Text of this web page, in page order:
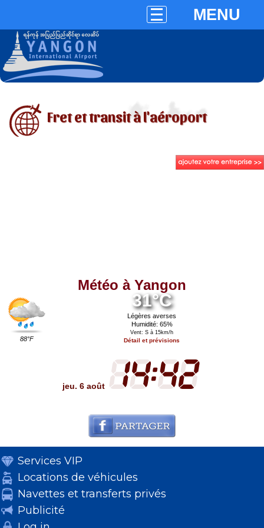
MENU
Fret et transit à l'aéroport
Météo à Yangon
88°F
31°C
Légères averses
Humidité: 65%
Vent: S à 15km/h
Détail et prévisions
jeu. 6 août
Services VIP
Locations de véhicules
Navettes et transferts privés
Publicité